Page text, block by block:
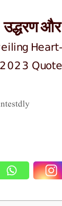
उद्धरण और